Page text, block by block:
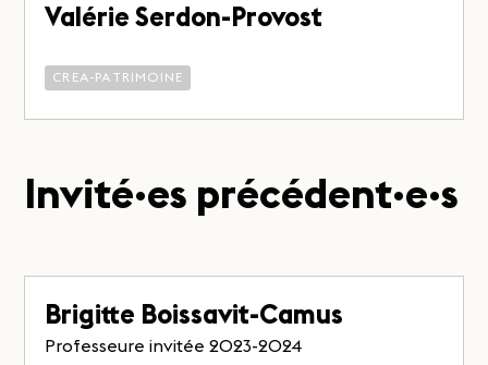
Valérie Serdon-Provost
CREA-PATRIMOINE
Invité·es précédent·e·s
Brigitte Boissavit-Camus
Professeure invitée 2023-2024